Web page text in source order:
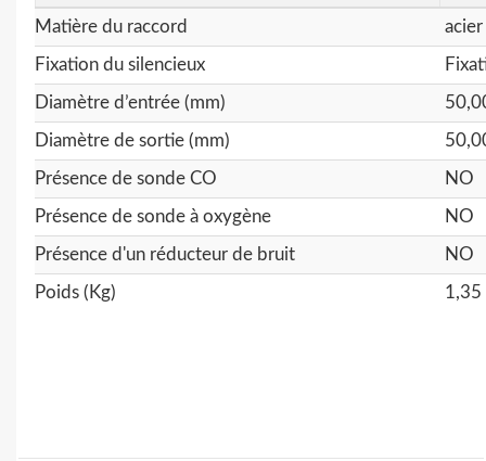
Matière du raccord acier
Fixation du silencieux
Diamètre d’entrée (mm)
Diamètre de sortie (mm)
Présence de sonde CO NO
Présence de sonde à oxygène NO
Présence d'un réducteur de bruit NO
Poids (Kg) 1,35